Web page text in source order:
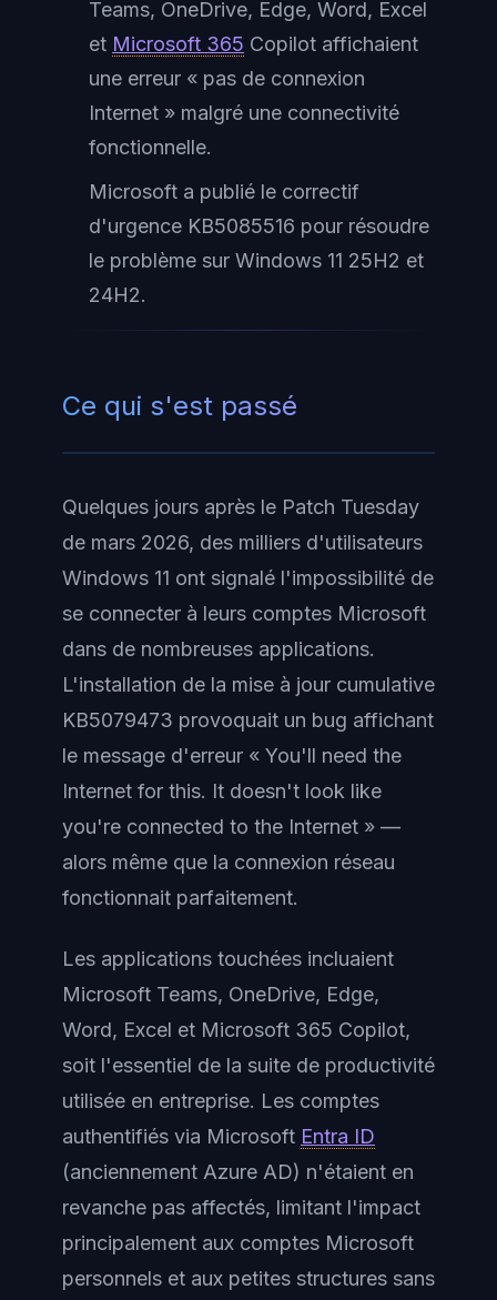
Teams, OneDrive, Edge, Word, Excel
et Microsoft 365 Copilot affichaient
une erreur « pas de connexion
Internet » malgré une connectivité
fonctionnelle.
Microsoft a publié le correctif
d'urgence KB5085516 pour résoudre
le problème sur Windows 11 25H2 et
24H2.
Ce qui s'est passé
Quelques jours après le Patch Tuesday
de mars 2026, des milliers d'utilisateurs
Windows 11 ont signalé l'impossibilité de
se connecter à leurs comptes Microsoft
dans de nombreuses applications.
L'installation de la mise à jour cumulative
KB5079473 provoquait un bug affichant
le message d'erreur « You'll need the
Internet for this. It doesn't look like
you're connected to the Internet » —
alors même que la connexion réseau
fonctionnait parfaitement.
Les applications touchées incluaient
Microsoft Teams, OneDrive, Edge,
Word, Excel et Microsoft 365 Copilot,
soit l'essentiel de la suite de productivité
utilisée en entreprise. Les comptes
authentifiés via Microsoft Entra ID
(anciennement Azure AD) n'étaient en
revanche pas affectés, limitant l'impact
principalement aux comptes Microsoft
personnels et aux petites structures sans